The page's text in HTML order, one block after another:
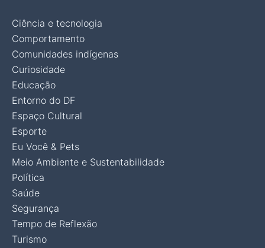
Ciência e tecnologia
Comportamento
Comunidades indígenas
Curiosidade
Educação
Entorno do DF
Espaço Cultural
Esporte
Eu Você & Pets
Meio Ambiente e Sustentabilidade
Política
Saúde
Segurança
Tempo de Reflexão
Turismo